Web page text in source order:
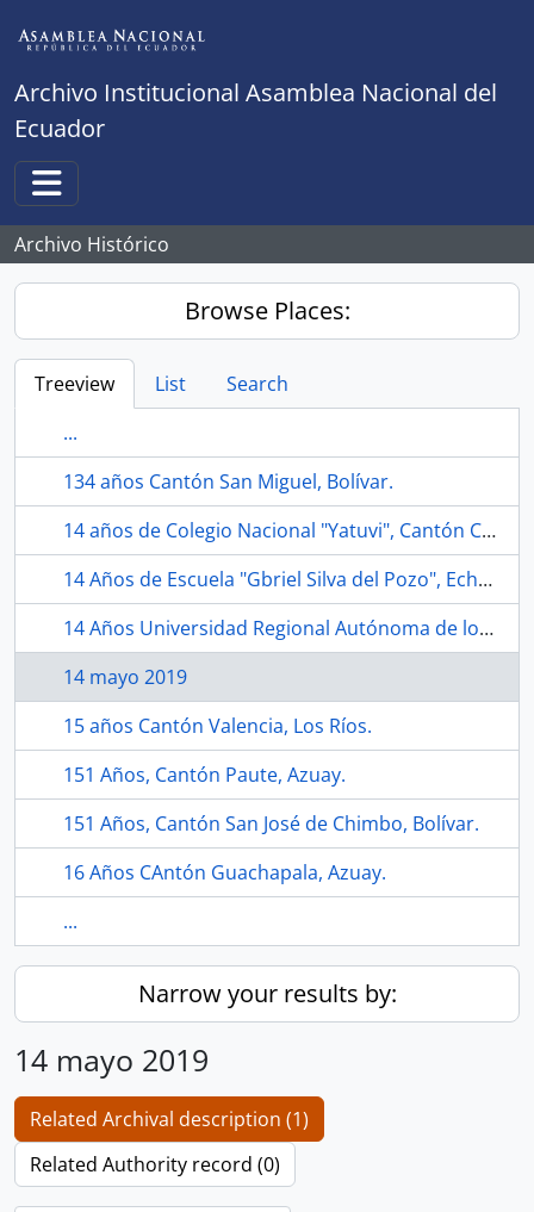
Archivo Institucional Asamblea Nacional del
Ecuador
Toggle navigation
Archivo Histórico
Browse Places:
Treeview List
Search
...
134 años Cantón San Miguel, Bolívar.
14 años de Colegio Nacional "Yatuvi", Cantón Caluma, Bolivar.
14 Años de Escuela "Gbriel Silva del Pozo", Echeandía, Provinvia de Bolivar.
14 Años Universidad Regional Autónoma de los Andes "UNIANDES", Ambato.
14 mayo 2019
15 años Cantón Valencia, Los Ríos.
151 Años, Cantón Paute, Azuay.
151 Años, Cantón San José de Chimbo, Bolívar.
16 Años CAntón Guachapala, Azuay.
...
Narrow your results by:
14 mayo 2019
Related Archival description (1)
Related Authority record (0)